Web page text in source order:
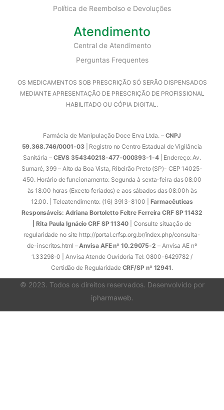
Política de Reembolso e Devoluções
Atendimento
Central de Atendimento
Perguntas Frequentes
OS MEDICAMENTOS SOB PRESCRIÇÃO SÓ SERÃO DISPENSADOS
MEDIANTE APRESENTAÇÃO DE PRESCRIÇÃO DE PROFISSIONAL
HABILITADO OU CÓPIA DIGITAL.
Farmácia de Manipulação Doce Erva Ltda. – CNPJ
59.368.746/0001-03| Registro no Centro Estadual de Vigilância
Sanitária –CEVS 354340218-477-000393-1-4| Endereço: Av.
Sumaré, 399 – Alto da Boa Vista, Ribeirão Preto (SP)- CEP 14025-
450. Horário de funcionamento: Segunda à sexta-feira das 08:00
às 18:00 horas (Exceto feriados) e aos sábados das 08:00h às
12:00. | Teleatendimento: (16) 3913-8100 | Farmacêuticas
Responsáveis: Adriana Bortoletto Feltre Ferreira CRF SP 11432
| Rita Paula Ignácio CRF SP 11340 | Consulte situação de
regularidade no site http://portal.crfsp.org.br/index.php/consulta-
de-inscritos.html –Anvisa AFE nº 10.29075-2 – Anvisa AE nº
1.33298-0 | Anvisa Atende Ouvidoria Tel: 0800-6429782 /
Certidão de Regularidade CRF/SP nº 12941.
© 2023. Todos os direitos reservados. Desenvolvido por
ipharmaweb.